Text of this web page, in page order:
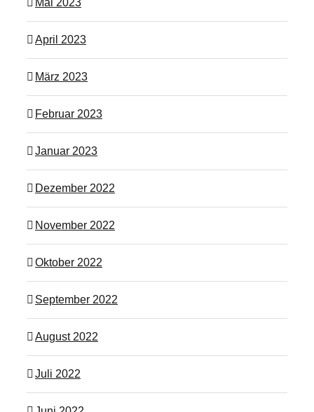
Mai 2023
April 2023
März 2023
Februar 2023
Januar 2023
Dezember 2022
November 2022
Oktober 2022
September 2022
August 2022
Juli 2022